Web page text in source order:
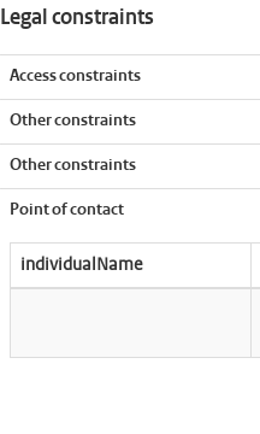
Legal constraints
Access constraints
Other constraints
Other constraints
Point of contact
individualName